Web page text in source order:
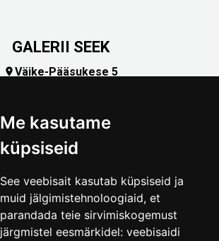
Me kasutame
küpsiseid
See veebisait kasutab küpsiseid ja
muid jälgimistehnoloogiaid, et
parandada teie sirvimiskogemust
järgmistel eesmärkidel: veebisaidi
GALERII SEEK
Väike-Pääsukese 5